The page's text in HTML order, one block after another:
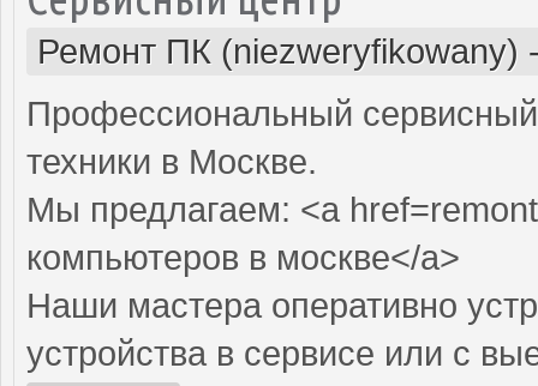
Ремонт ПК (niezweryfikowany)
Профессиональный
техники в Москве.
Мы предлагаем: <a
компьютеров в москве</a>
Наши мастера оперативно
устройства в сервисе или с